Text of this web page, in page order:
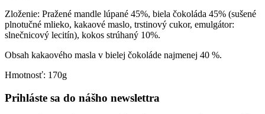
Zloženie: Pražené mandle lúpané 45%, biela čokoláda 45% (sušené
plnotučné mlieko, kakaové maslo, trstinový cukor, emulgátor:
slnečnicový lecitín), kokos strúhaný 10%.
Obsah kakaového masla v bielej čokoláde najmenej 40 %.
Hmotnosť: 170g
Prihláste sa do nášho newslettra